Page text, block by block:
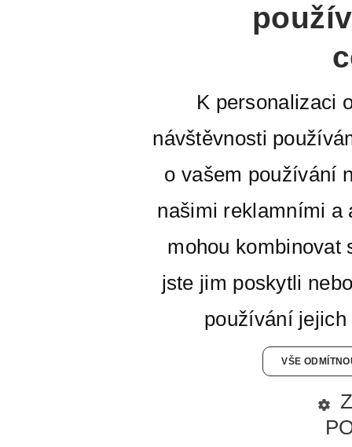
K personalizaci
návštěvnosti
o vašem používání
našimi reklamními a
mohou kombinovat
jste jim poskytli
používání
VŠE